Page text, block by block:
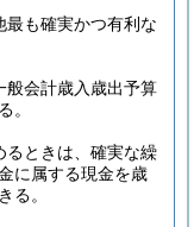
最も確実かつ有利な
般会計歳入歳出予算
。
るときは、確実な繰
に属する現金を歳
る。